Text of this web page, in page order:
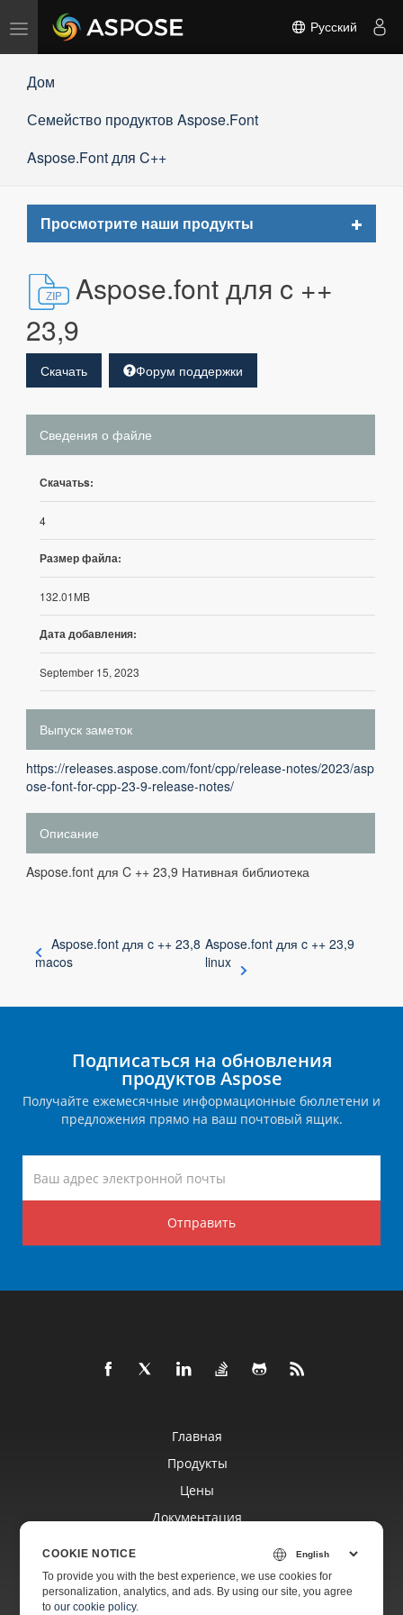
Переключить
навигацию
Русский
Дом
Семейство продуктов Aspose.Font
Aspose.Font для C++
Просмотрите наши продукты
Toggle
Aspose.font для c ++
23,9
Скачать Форум поддержки
Сведения о файле
Скачатьs:
4
Размер файла:
132.01MB
Дата добавления:
September 15, 2023
Выпуск заметок
https://releases.aspose.com/font/cpp/release-notes/2023/asp
ose-font-for-cpp-23-9-release-notes/
Описание
Aspose.font для C ++ 23,9 Нативная библиотека
Aspose.font для c ++ 23,8
macos
Aspose.font для c ++ 23,9
linux
Подписаться на обновления
продуктов Aspose
Получайте ежемесячные информационные бюллетени и
предложения прямо на ваш почтовый ящик.
Отправить
Главная
Продукты
Цены
Документация
Платная Поддержка
COOKIE NOTICE
To provide you with the best experience, we use cookies for
personalization, analytics, and ads. By using our site, you agree
toour cookie policy.